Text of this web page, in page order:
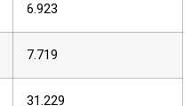
6.923
7.719
31.229